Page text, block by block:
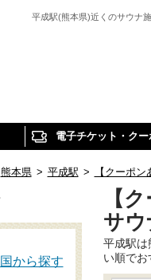
平成駅(熊本県)近くのサウナ
電子チケット・クー
熊本県 > 平成駅 > 【クーポ
【
サウ
平成駅は
い順でお
から探す